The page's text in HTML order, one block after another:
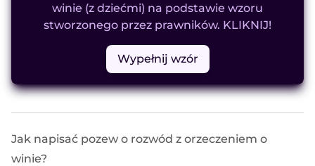
winie (z dziećmi) na podstawie wzoru
stworzonego przez prawników. KLIKNIJ!
Wypełnij wzór
Jak napisać pozew o rozwód z orzeczeniem o
winie?